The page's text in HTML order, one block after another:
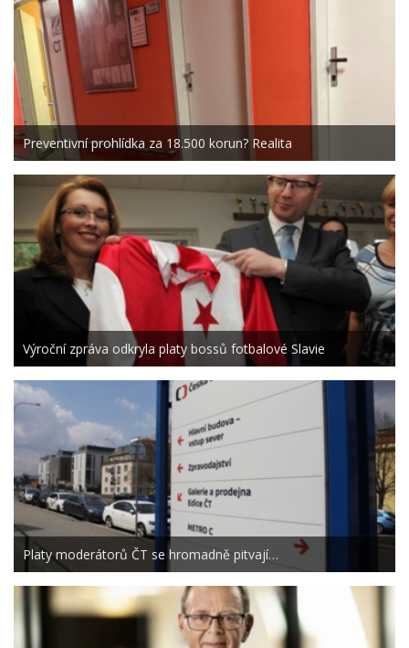
Preventivní prohlídka za 18.500 korun? Realita
Výroční zpráva odkryla platy bossů fotbalové Slavie
Platy moderátorů ČT se hromadně pitvají…